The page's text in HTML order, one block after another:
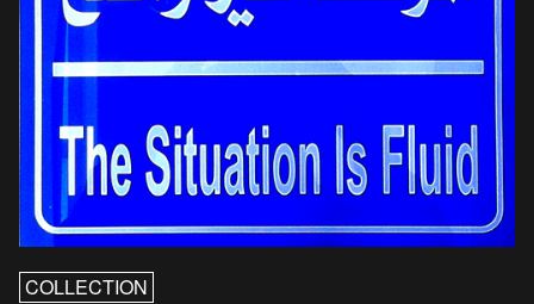
COLLECTION